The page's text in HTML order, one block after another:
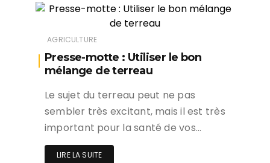
AGRICULTURE
Presse-motte : Utiliser le bon
mélange de terreau
Le sujet du terreau peut ne pas
sembler très excitant, mais il est très
important pour la santé de vos…
LIRE LA SUITE